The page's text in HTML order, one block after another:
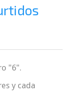
"6".
y cada